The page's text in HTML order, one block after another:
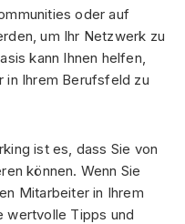
oder auf
um Ihr Netzwerk zu
kann Ihnen helfen,
in Ihrem Berufsfeld zu
ist es, dass Sie von
können. Wenn Sie
Mitarbeiter in Ihrem
wertvolle Tipps und